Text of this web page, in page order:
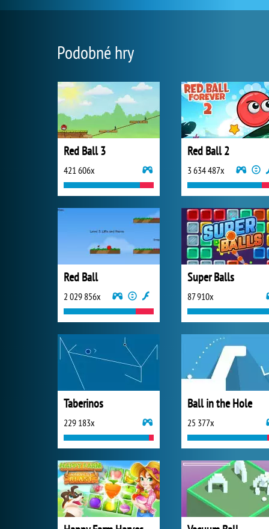
Podobné hry
Red Ball 3
421 606x
Red Ball 2
3 634 487x
Red Ball
2 029 856x
Super Balls
87 910x
Taberinos
229 183x
Ball in the Hole
25 377x